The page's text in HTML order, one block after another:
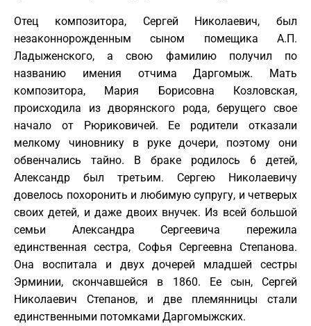
Отец композитора, Сергей Николаевич, был
незаконнорожденным сыном помещика А.П.
Ладыженского, а свою фамилию получил по
названию имения отчима Даргомыж. Мать
композитора, Мария Борисовна Козловская,
происходила из дворянского рода, берущего свое
начало от Рюриковичей. Ее родители отказали
мелкому чиновнику в руке дочери, поэтому они
обвенчались тайно. В браке родилось 6 детей,
Александр был третьим. Сергею Николаевичу
довелось похоронить и любимую супругу, и четверых
своих детей, и даже двоих внучек. Из всей большой
семьи Александра Сергеевича пережила
единственная сестра, Софья Сергеевна Степанова.
Она воспитала и двух дочерей младшей сестры
Эрминии, скончавшейся в 1860. Ее сын, Сергей
Николаевич Степанов, и две племянницы стали
единственными потомками Даргомыжских.